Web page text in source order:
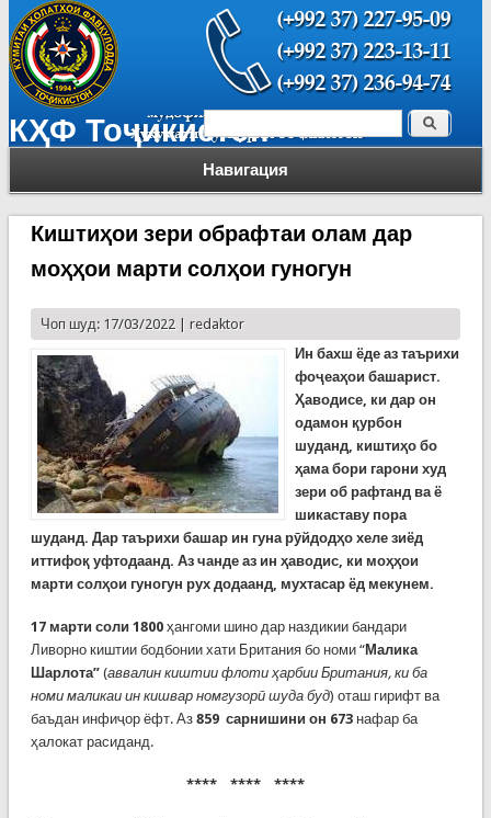
КҲФ Тоҷикистон
Навигация
Форма поиска Поиск
Киштиҳои зери обрафтаи олам дар
моҳҳои марти солҳои гуногун
Чоп шуд: 17/03/2022 | redaktor
Ин бахш ёде аз таърихи
фоҷеаҳои башарист.
Ҳаводисе, ки дар он
одамон қурбон
шуданд, киштиҳо бо
ҳама бори гарони худ
зери об рафтанд ва ё
шикаставу пора
шуданд. Дар таърихи башар ин гуна рӯйдодҳо хеле зиёд
иттифоқ уфтодаанд. Аз чанде аз ин ҳаводис, ки моҳҳои
марти солҳои гуногун рух додаанд, мухтасар ёд мекунем.
17 марти соли 1800ҳангоми шино дар наздикии бандари
Ливорно киштии бодбонии хати Британия бо номи “Малика
Шарлота” (аввалин киштии флоти ҳарбии Британия, ки ба
номи маликаи ин кишвар номгузорӣ шуда буд) оташ гирифт ва
баъдан инфиҷор ёфт. Аз 859 сарнишини он 673нафар ба
ҳалокат расиданд.
**** **** ****